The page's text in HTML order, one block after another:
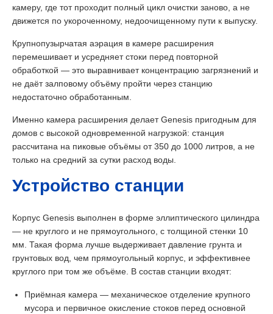
камеру, где тот проходит полный цикл очистки заново, а не
движется по укороченному, недоочищенному пути к выпуску.
Крупнопузырчатая аэрация в камере расширения
перемешивает и усредняет стоки перед повторной
обработкой — это выравнивает концентрацию загрязнений и
не даёт залповому объёму пройти через станцию
недостаточно обработанным.
Именно камера расширения делает Genesis пригодным для
домов с высокой одновременной нагрузкой: станция
рассчитана на пиковые объёмы от 350 до 1000 литров, а не
только на средний за сутки расход воды.
Устройство станции
Корпус Genesis выполнен в форме эллиптического цилиндра
— не круглого и не прямоугольного, с толщиной стенки 10
мм. Такая форма лучше выдерживает давление грунта и
грунтовых вод, чем прямоугольный корпус, и эффективнее
круглого при том же объёме. В состав станции входят:
Приёмная камера — механическое отделение крупного
мусора и первичное окисление стоков перед основной